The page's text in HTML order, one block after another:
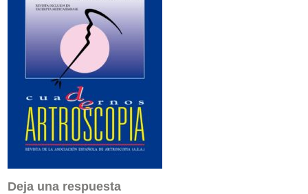
Deja una respuesta